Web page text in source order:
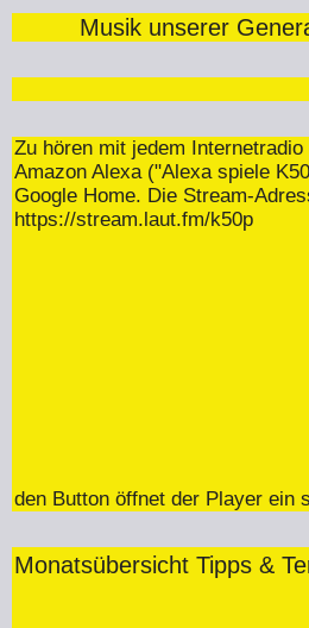
Musik unserer
Zu hören mit jedem
Amazon Alexa ("Alexa spiele
Google Home. Die Stream-
https://stream.laut.fm/k50p
den Button öffnet der Player ein
Monatsübersicht Tipps &